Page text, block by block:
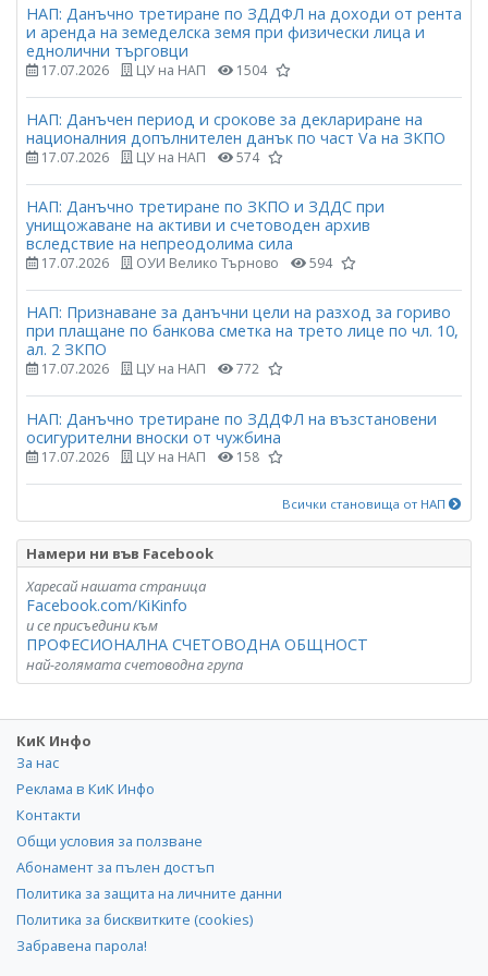
НАП: Данъчно третиране по ЗДДФЛ на доходи от рента
и аренда на земеделска земя при физически лица и
еднолични търговци
17.07.2026 ЦУ на НАП 1504
НАП: Данъчен период и срокове за деклариране на
националния допълнителен данък по част Vа на ЗКПО
17.07.2026 ЦУ на НАП 574
НАП: Данъчно третиране по ЗКПО и ЗДДС при
унищожаване на активи и счетоводен архив
вследствие на непреодолима сила
17.07.2026 ОУИ Велико Търново 594
НАП: Признаване за данъчни цели на разход за гориво
при плащане по банкова сметка на трето лице по чл. 10,
ал. 2 ЗКПО
17.07.2026 ЦУ на НАП 772
НАП: Данъчно третиране по ЗДДФЛ на възстановени
осигурителни вноски от чужбина
17.07.2026 ЦУ на НАП 158
Всички становища от НАП
Намери ни във Facebook
Харесай нашата страница
Facebook.com/KiKinfo
и се присъедини към
ПРОФЕСИОНАЛНА СЧЕТОВОДНА ОБЩНОСТ
най-голямата счетоводна група
КиК Инфо
За нас
Реклама в КиК Инфо
Контакти
Общи условия за ползване
Абонамент за пълен достъп
Политика за защита на личните данни
Политика за бисквитките (cookies)
Забравена парола!